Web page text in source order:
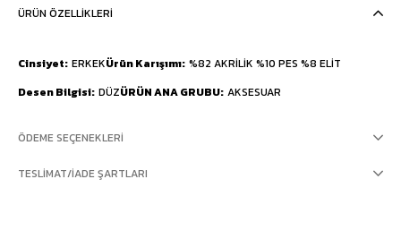
ÜRÜN ÖZELLIKLERI
Cinsiyet ERKEKÜrün Karışımı %82 AKRİLİK %10 PES %8 ELİT
Desen Bilgisi DÜZÜRÜN ANA GRUBU AKSESUAR
ÖDEME SEÇENEKLERI
TESLIMAT/İADE ŞARTLARI